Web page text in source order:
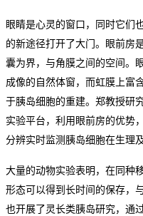
眼睛是心灵的窗口，同时它们
的新途径打开了大门。眼前房
囊为界， 与角膜之间的空间。
成像的自然体窗，而虹膜上富
于胰岛细胞的重建。郑教授研
实验平台，利用眼前房的优势
分辨实时监测胰岛细胞在生理
大量的动物实验表明，在同种
形态可以得到长时间的保存，
也开展了灵长类胰岛研究， 通